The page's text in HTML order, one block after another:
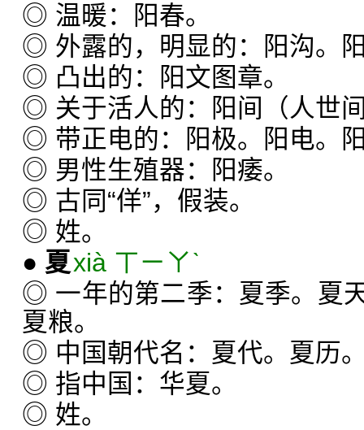
◎ 温暖：阳春。
◎ 外露的，明显的：阳沟。
◎ 凸出的：阳文图章。
◎ 关于活人的：阳间（人世
◎ 带正电的：阳极。阳电。
◎ 男性生殖器：阳痿。
◎ 古同“佯”，假装。
◎ 姓。
● 夏xià ㄒㄧㄚˋ
◎ 一年的第二季：夏季。夏
夏粮。
◎ 中国朝代名：夏代。夏历
◎ 指中国：华夏。
◎ 姓。